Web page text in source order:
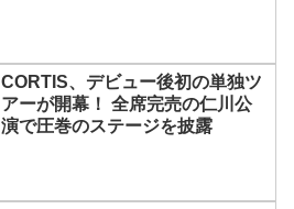
CORTIS、デビュー後初の単独ツ
アーが開幕！ 全席完売の仁川公
演で圧巻のステージを披露